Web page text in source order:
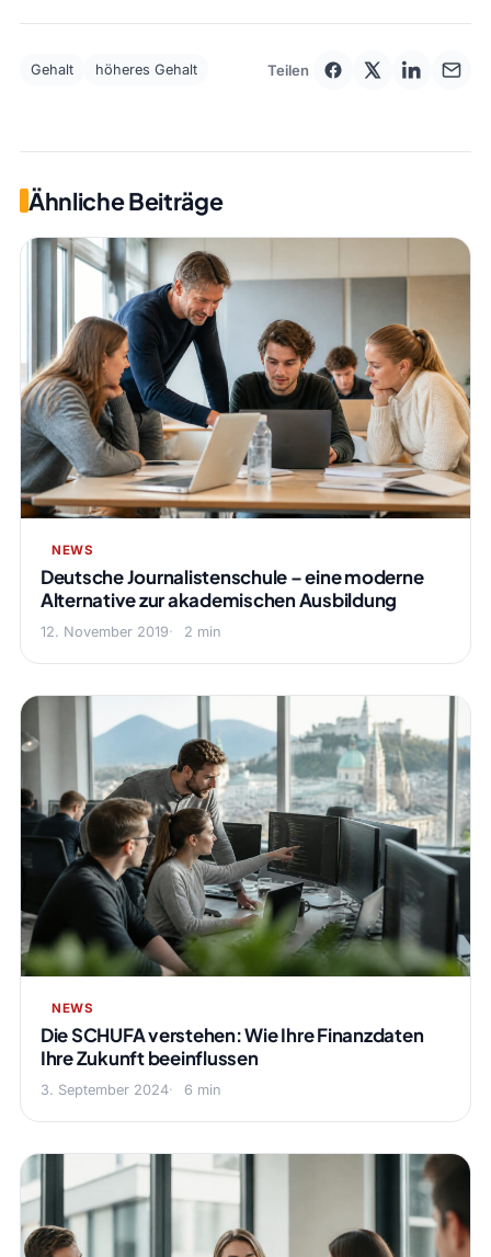
Gehalt höheres Gehalt Teilen
Ähnliche Beiträge
NEWS
Deutsche Journalistenschule – eine moderne
Alternative zur akademischen Ausbildung
12. November 2019 2 min
NEWS
Die SCHUFA verstehen: Wie Ihre Finanzdaten
Ihre Zukunft beeinflussen
3. September 2024 6 min